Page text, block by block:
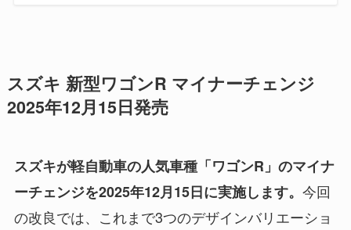
スズキ 新型ワゴンR マイナーチェンジ
2025年12月15日発売
スズキが軽自動車の人気車種「ワゴンR」のマイナ
ーチェンジを2025年12月15日に実施します。 今回
の改良では、これまで3つのデザインバリエーショ